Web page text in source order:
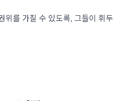
위를 가질 수 있도록, 그들이 휘두